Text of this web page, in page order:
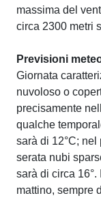
massima del
circa 2300 metri
Previsioni
Giornata
nuvoloso o
precisamente
qualche
sarà di 12°C;
serata nubi
sarà di circa 16°.
mattino, sempre